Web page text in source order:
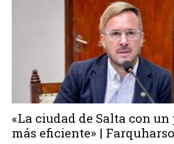
«La ciudad de Salta con un
más eficiente» |